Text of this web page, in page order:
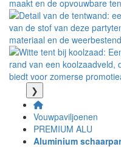
❯
Vouwpaviljoenen
PREMIUM ALU
Aluminium